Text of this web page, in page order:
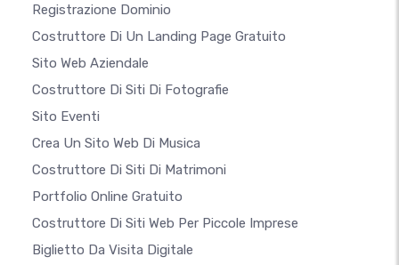
Registrazione Dominio
Costruttore Di Un Landing Page Gratuito
Sito Web Aziendale
Costruttore Di Siti Di Fotografie
Sito Eventi
Crea Un Sito Web Di Musica
Costruttore Di Siti Di Matrimoni
Portfolio Online Gratuito
Costruttore Di Siti Web Per Piccole Imprese
Biglietto Da Visita Digitale